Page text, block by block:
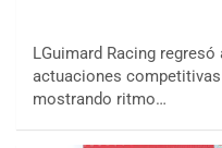
LGuimard Racing
actuaciones
mostrando ritmo…